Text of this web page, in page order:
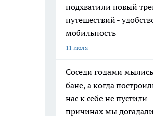
подхватили новый
путешествий -
мобильность
11 июля
Соседи годами
бане, а когда
нас к себе не пустили
причинах мы